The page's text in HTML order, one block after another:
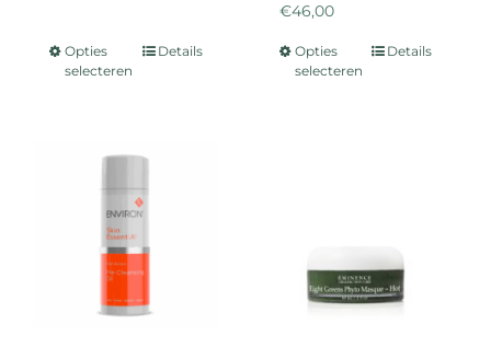
Opties
selecteren
Dit
product
variaties.
Deze
optie
kan
gekozen
worden
Details
€46,00
Opties
selecteren
Dit
product
gekozen
worden
Details